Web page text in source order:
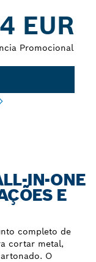
EUR
Promocional
IN-ONE
E
completo de
cortar metal,
O